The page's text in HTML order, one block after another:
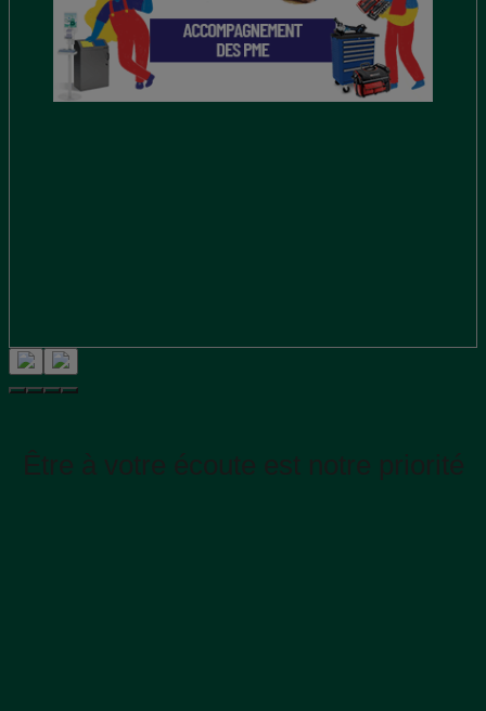
Être à votre écoute est notre priorité